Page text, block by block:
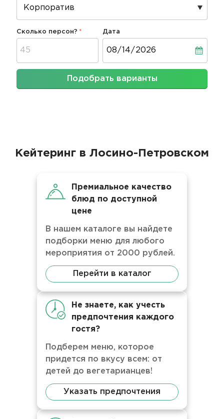
Сколько персон? Дата
Подобрать варианты
Кейтеринг в Лосино-Петровском
Премиальное качество
блюд по доступной
цене
В нашем каталоге вы найдете
подборки меню для любого
мероприятия от 2000 рублей.
Перейти в каталог
Не знаете, как учесть
предпочтения каждого
гостя?
Подберем меню, которое
придется по вкусу всем: от
детей до вегетарианцев!
Указать предпочтения